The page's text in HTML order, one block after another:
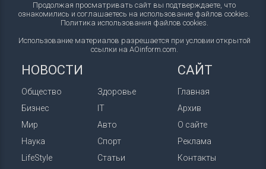
Продолжая просматривать сайт вы подтверждаете, что
ознакомились и соглашаетесь на использование файлов cookies.
Политика использования файлов cookies.
Использование материалов разрешается при условии открытой
ссылки на AOinform.com.
НОВОСТИ
Общество
Бизнес
Мир
Наука
LifeStyle
Здоровье
IT
Авто
Спорт
Статьи
САЙТ
Главная
Архив
О сайте
Реклама
Контакты